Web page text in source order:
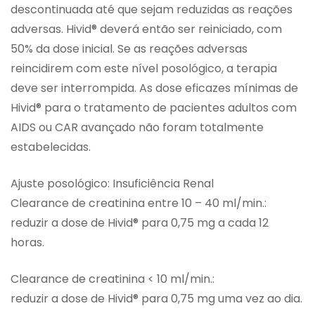
descontinuada até que sejam reduzidas as reações
adversas. Hivid® deverá então ser reiniciado, com
50% da dose inicial. Se as reações adversas
reincidirem com este nível posológico, a terapia
deve ser interrompida. As dose eficazes mínimas de
Hivid® para o tratamento de pacientes adultos com
AIDS ou CAR avançado não foram totalmente
estabelecidas.
Ajuste posológico: Insuficiência Renal
Clearance de creatinina entre 10 – 40 ml/min.:
reduzir a dose de Hivid® para 0,75 mg a cada 12
horas.
Clearance de creatinina < 10 ml/min.:
reduzir a dose de Hivid® para 0,75 mg uma vez ao dia.